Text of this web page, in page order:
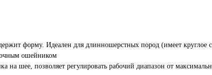
форму. Идеален для длинношерстных пород (имеет круглое
ошейником
на шее, позволяет регулировать рабочий диапазон от